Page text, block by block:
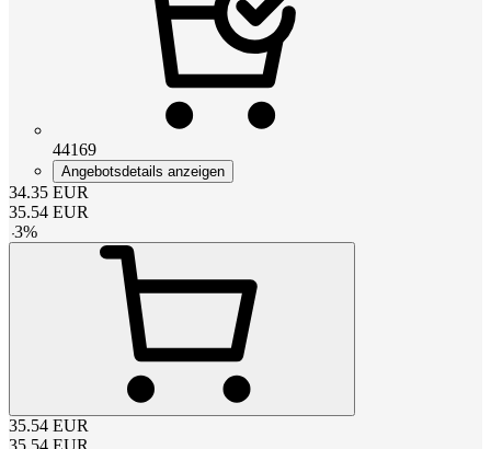
44169
Angebotsdetails anzeigen
34.35 EUR
35.54 EUR
-3%
35.54 EUR
35.54 EUR